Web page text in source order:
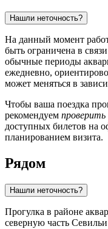
Нашли неточность?
На данный момент
быть ограничена в
обычные периоды
ежедневно,
может меняться в
Чтобы ваша поездка
рекомендуем
доступных билетов на
планированием визита.
Рядом
Нашли неточность?
Прогулка в районе
северную часть